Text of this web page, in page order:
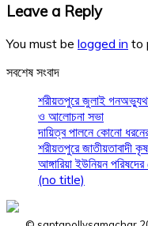
Leave a Reply
You must be logged in to
সবশেষ সংবাদ
শরীয়তপুরে জুলাই
ও আলোচনা সভা
দায়িত্ব পালনে কোনো
শরীয়তপুরে জাতীয়তাবাদী
আঙ্গারিয়া ইউনিয়ন
(no title)